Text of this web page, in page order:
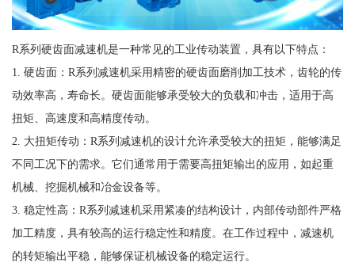
R系列硬齿面减速机是一种常见的工业传动装置，具有以下特点：
1. 硬齿面：R系列减速机采用精密的硬齿面磨削加工技术，齿轮的传
动效率高，寿命长。硬齿面能够承受较大的负载和冲击，适用于高
扭矩、高速度和高精度传动。
2. 大扭矩传动：R系列减速机的设计允许承受较大的扭矩，能够满足
不同工况下的需求。它们通常用于需要高扭矩输出的应用，如起重
机械、挖掘机械和冶金设备等。
3. 稳定性高：R系列减速机采用紧凑的结构设计，内部传动部件严格
加工精度，具有较高的运行稳定性和精度。在工作过程中，减速机
的转矩输出平稳，能够保证机械设备的稳定运行。